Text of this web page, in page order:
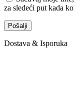
za sledeći put kada
Dostava & Isporuka